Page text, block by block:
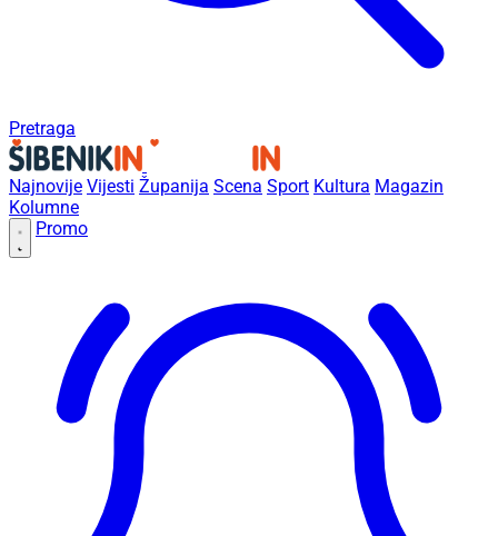
Pretraga
Najnovije Vijesti Županija Scena Sport Kultura Magazin
Kolumne
Promo